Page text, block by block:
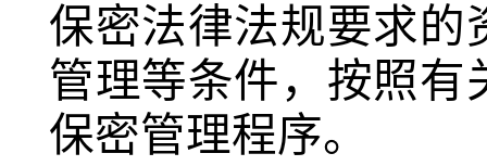
保密法律法规要求的
管理等条件，按照有
保密管理程序。